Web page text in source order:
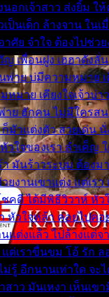
อกเจ้าสาว ส่งยิ้ม ให้
ป็นเด็ก ล้างจาน ในเ
ศัย จำใจ ต้องไปช่วย
เพื่อนฝูง เฮฮาดังลั่
พ่าย บ่มีความหมาย เ
มาย เคียงใจเจ้าบ่า
าย ฮักคน ไม่มีใครส
มัวแต่งตัว สวยเด่น นั่
วใจของเรา ลำเค็ญ
า มันร้าวระบม ต้องม
งานเขาแต่ง แต่เรา
ชคดี ได้มีพิธีวิวาห์ หัว
หัวใจหล้า คอยไปคอ
แต่งแล้ว ไปล้างแต่จ
ต่เราขื่นขม โอ้ รัก ล
รู้ อีกนานเท่าใด จะ
สาว มันเหงา เห็นเ